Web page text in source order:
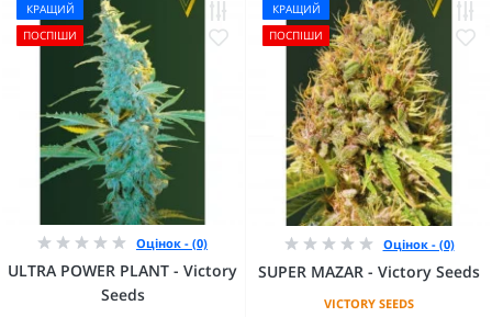
КРАЩИЙ
ПОСПІШИ
Оцінок - (0)
ULTRA POWER PLANT - Victory
Seeds
КРАЩИЙ
ПОСПІШИ
Оцінок - (0)
SUPER MAZAR - Victory Seeds
VICTORY SEEDS